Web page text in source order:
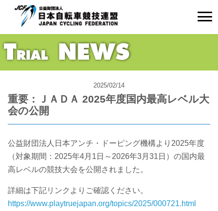
2025/02/14
重要：ＪＡＤＡ 2025年度国内最高レベル大
会の公開
公益財団法人日本アンチ・ドーピング機構より2025年度
（対象期間：2025年4月1日～2026年3月31日）の国内最
高レベルの競技大会を公開されました。
詳細は下記リンクよりご確認ください。
https://www.playtruejapan.org/topics/2025/000721.html